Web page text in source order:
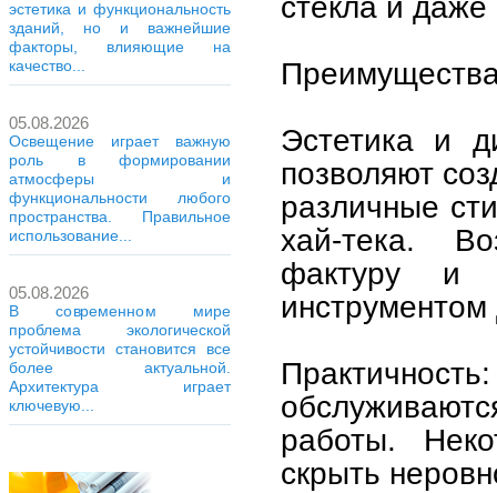
эстетика и функциональность
зданий, но и важнейшие
факторы, влияющие на
качество...
05.08.2026
Освещение играет важную
роль в формировании
атмосферы и
функциональности любого
пространства. Правильное
использование...
05.08.2026
В современном мире
проблема экологической
устойчивости становится все
более актуальной.
Архитектура играет
ключевую...
Эстетика и
позволяют
различные
хай-тека.
фактуру и
инструментом
работы.
скрыть